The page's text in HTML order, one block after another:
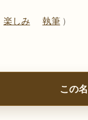
楽しみ 執筆 ）
この